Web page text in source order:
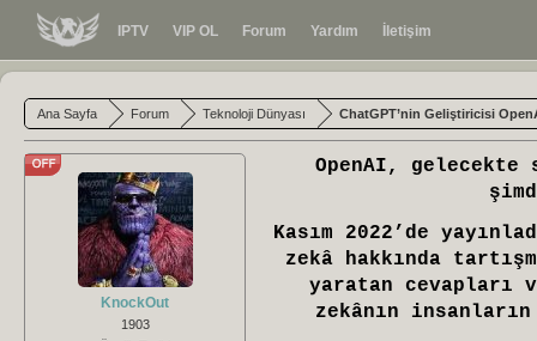
IPTV VIP OL Forum Yardım İletişim
Ana Sayfa Forum Teknoloji Dünyası ChatGPT’nin Geliştiricisi
KnockOut
1903
OpenAI,
Kasım 2022’de
zekâ hakkında
yaratan cevapları
zekânın